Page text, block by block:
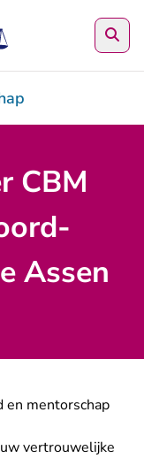
CBM
Assen
mentorschap
vertrouwelijke